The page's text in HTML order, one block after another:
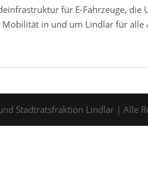
für E-Fahrzeuge,
in und um Lindlar für alle
Stadtratsfraktion Lindlar | Alle